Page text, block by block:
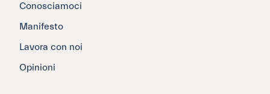
Conosciamoci
Manifesto
Lavora con noi
Opinioni